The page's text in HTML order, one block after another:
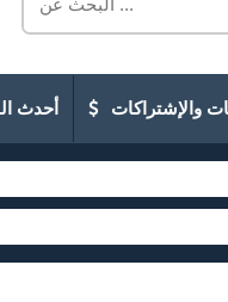
أحدث والإشتراكات